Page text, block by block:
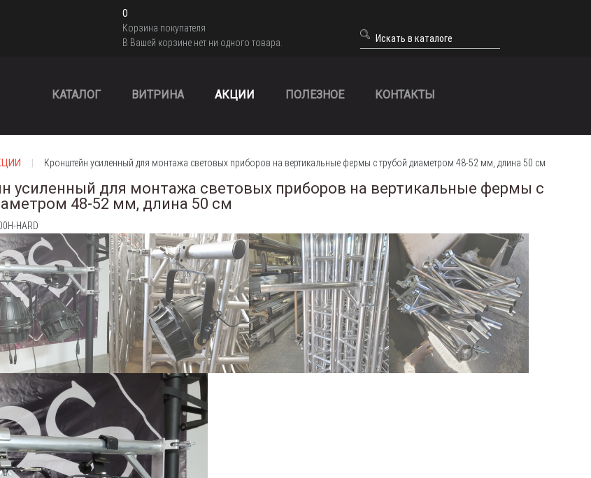
0
Корзина покупателя
В Вашей корзине нет ни одного товара.
КАТАЛОГ ВИТРИНА АКЦИИ ПОЛЕЗНОЕ КОНТАКТЫ
Кронштейн усиленный для монтажа световых приборов на вертикальные фермы с трубой диаметром 48-52 мм, длина 50 см
усиленный для монтажа световых приборов на вертикальные фермы с
48-52 мм, длина 50 см
HARD